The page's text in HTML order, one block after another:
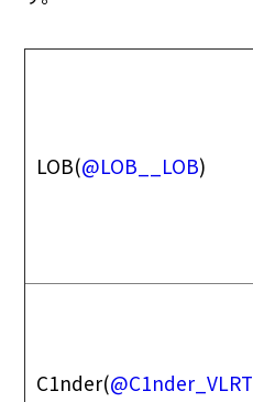
LOB(@LOB__LOB)
C1nder(@C1nder_VLRT